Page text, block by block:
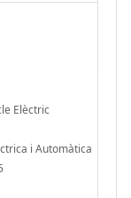
Elèctric
i Automàtica